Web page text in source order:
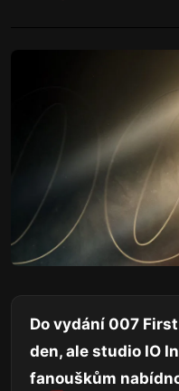
Do vydání 007
den, ale studio IO
fanouškům